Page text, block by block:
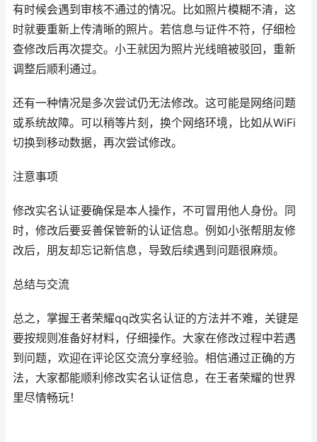
有时候会遇到审核不通过的情况。比如照片模糊不清，这
时就要重新上传清晰的照片。若信息与证件不符，仔细检
查修改后再次提交。小王就因为照片光线暗被驳回，重新
调整后顺利通过。
还有一种情况是多次尝试仍无法修改。这可能是网络问题
或系统故障。可以稍等片刻，换个网络环境，比如从WiFi
切换到移动数据，再次尝试修改。
注意事项
修改实名认证要确保是本人操作，不可冒用他人身份。同
时，修改后要妥善保管新的认证信息。例如小张帮朋友修
改后，朋友却忘记新信息，导致后续遇到问题很麻烦。
总结与交流
总之，掌握王者荣耀qq改实名认证的方法并不难，关键是
要按规则准备好材料，仔细操作。大家在修改过程中若遇
到问题，欢迎在评论区交流分享经验。相信通过正确的方
法，大家都能顺利修改实名认证信息，在王者荣耀的世界
里尽情畅玩！